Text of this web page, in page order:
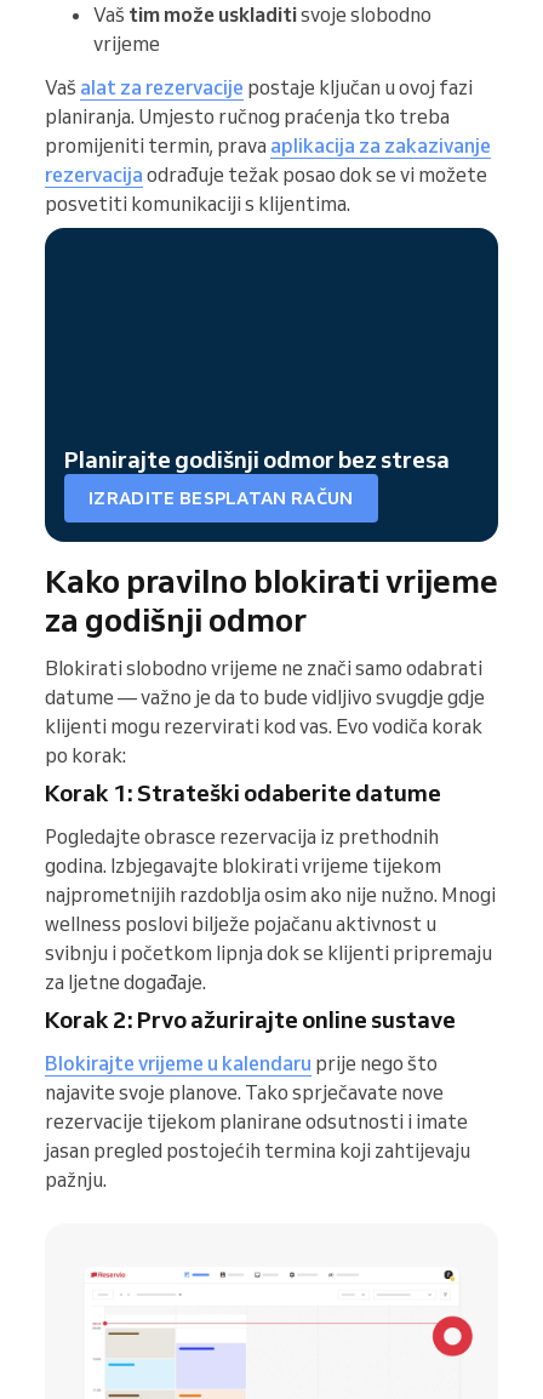
Vaš tim može uskladitisvoje slobodno
vrijeme
Vaš alat za rezervacije postaje ključan u ovoj fazi
planiranja. Umjesto ručnog praćenja tko treba
promijeniti termin, prava aplikacija za zakazivanje
rezervacija odrađuje težak posao dok se vi možete
posvetiti komunikaciji s klijentima.
Planirajte godišnji odmor bez stresa
IZRADITE BESPLATAN RAČUN
Kako pravilno blokirati vrijeme
za godišnji odmor
Blokirati slobodno vrijeme ne znači samo odabrati
datume — važno je da to bude vidljivo svugdje gdje
klijenti mogu rezervirati kod vas. Evo vodiča korak
po korak:
Korak 1: Strateški odaberite datume
Pogledajte obrasce rezervacija iz prethodnih
godina. Izbjegavajte blokirati vrijeme tijekom
najprometnijih razdoblja osim ako nije nužno. Mnogi
wellness poslovi bilježe pojačanu aktivnost u
svibnju i početkom lipnja dok se klijenti pripremaju
za ljetne događaje.
Korak 2: Prvo ažurirajte online sustave
Blokirajte vrijeme u kalendaru prije nego što
najavite svoje planove. Tako sprječavate nove
rezervacije tijekom planirane odsutnosti i imate
jasan pregled postojećih termina koji zahtijevaju
pažnju.